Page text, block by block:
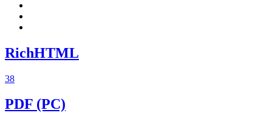
RichHTML
38
PDF (PC)